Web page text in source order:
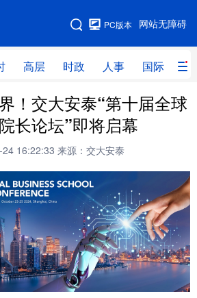
网站无障碍
PC版本
高层 时政 人事 国际 财
网站地图
高层 时政 人事
财经 网评
创 量子
书画 健康 军事
频 图片 政务
文件 金融 汽车
！交大安泰“第十届全球
长论坛”即将启幕
24 16:22:33 来源：交大安泰